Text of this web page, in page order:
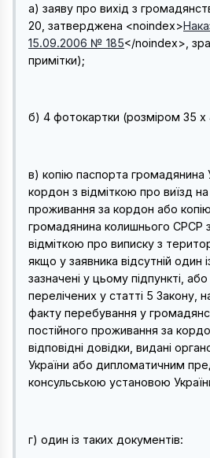
а) заяву про вихід з
20, затверджена <noindex>
15.09.2006 № 185</noindex> ,
примітки);
б) 4 фотокартки (розміром 35
в) копію паспорта громадянина
кордон з відміткою про виїзд на
проживання за кордон або
громадянина колишнього СРСР
відміткою про виписку з
якщо у заявника відсутній один
зазначені у цьому підпункті,
перелічених у статті 5 Закону,
факту перебування у
постійного проживання за
відповідні довідки, видані
України або дипломатичним
консульською установою
г) один із таких документів: